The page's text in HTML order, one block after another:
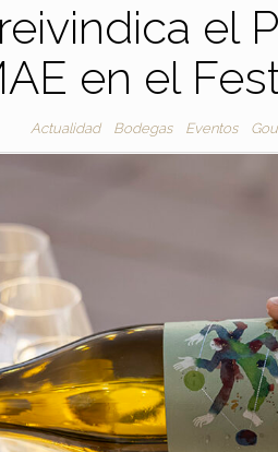
el
en el
Actualidad Bodegas Eventos